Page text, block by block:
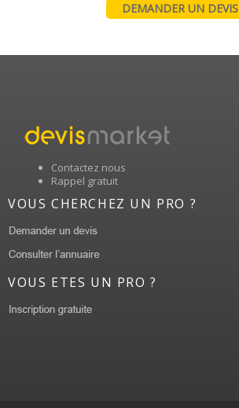
DEMANDER UN DEVIS
Contactez nous
Rappel gratuit
VOUS CHERCHEZ UN PRO ?
VOUS ETES UN PRO ?